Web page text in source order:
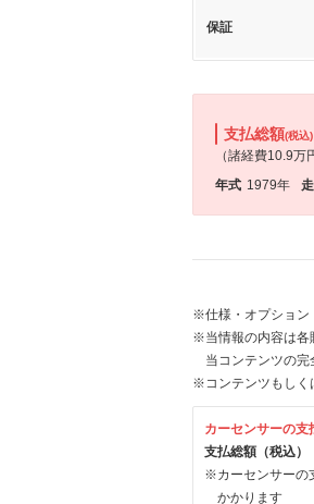
保証
支払総額(税込)
（諸経費10.9万
年式 1979年
※仕様・オプション
※当情報の内容は各
当コンテンツの完
※コンテンツもしく
カーセンサーの支
支払総額（税込）
※カーセンサーの
かかります